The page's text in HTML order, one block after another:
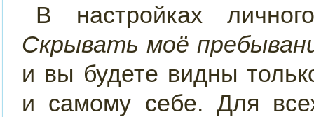
В настройках
Скрывать моё
и вы будете видны
и самому себе. Для